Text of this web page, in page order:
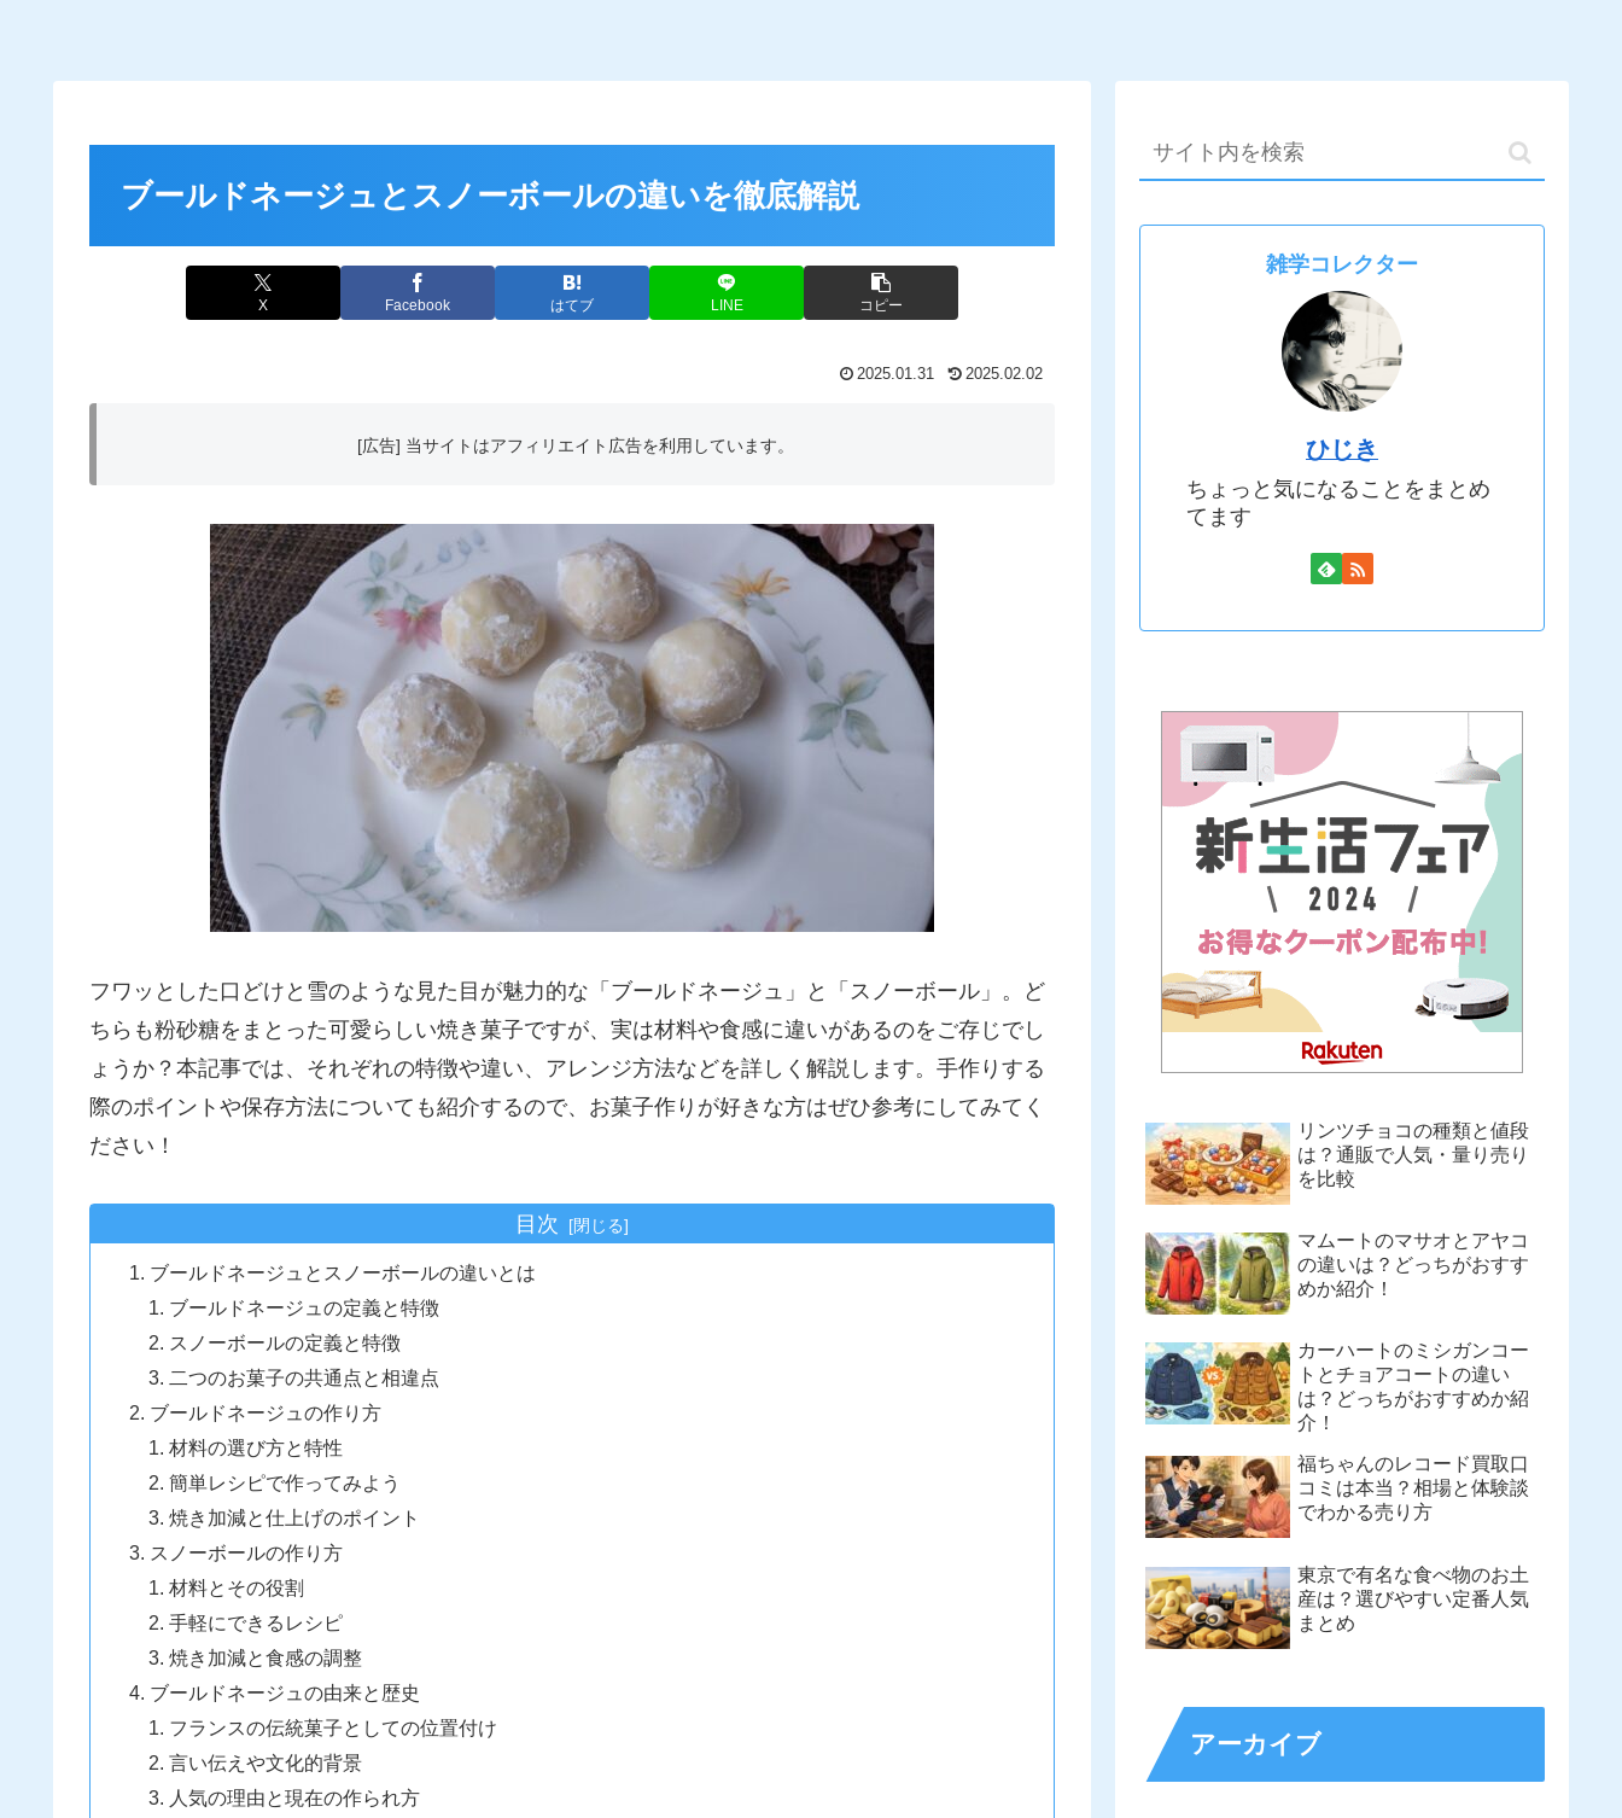
ブールドネージュとスノーボールの違いを徹底解説
X Facebook はてブ LINE コピー
2025.01.31 2025.02.02
[広告] 当サイトはアフィリエイト広告を利用しています。
フワッとした口どけと雪のような見た目が魅力的な「ブールドネージュ」と「スノーボール」。ど
ちらも粉砂糖をまとった可愛らしい焼き菓子ですが、実は材料や食感に違いがあるのをご存じでし
ょうか？本記事では、それぞれの特徴や違い、アレンジ方法などを詳しく解説します。手作りする
際のポイントや保存方法についても紹介するので、お菓子作りが好きな方はぜひ参考にしてみてく
ださい！
目次
ブールドネージュとスノーボールの違いとは
ブールドネージュの定義と特徴
スノーボールの定義と特徴
二つのお菓子の共通点と相違点
ブールドネージュの作り方
材料の選び方と特性
簡単レシピで作ってみよう
焼き加減と仕上げのポイント
スノーボールの作り方
材料とその役割
手軽にできるレシピ
焼き加減と食感の調整
ブールドネージュの由来と歴史
フランスの伝統菓子としての位置付け
言い伝えや文化的背景
人気の理由と現在の作られ方
雑学コレクター
ひじき
ちょっと気になることをまとめ
てます
リンツチョコの種類と値段
は？通販で人気・量り売り
を比較
マムートのマサオとアヤコ
の違いは？どっちがおすす
めか紹介！
カーハートのミシガンコー
トとチョアコートの違い
は？どっちがおすすめか紹
介！
福ちゃんのレコード買取口
コミは本当？相場と体験談
でわかる売り方
東京で有名な食べ物のお土
産は？選びやすい定番人気
まとめ
アーカイブ